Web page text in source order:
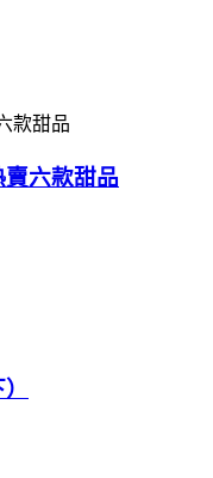
賣六款甜品